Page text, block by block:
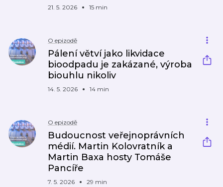
21. 5. 2026 15 min
O epizodě
Pálení větví jako likvidace
bioodpadu je zakázané, výroba
biouhlu nikoliv
14. 5. 2026 14 min
O epizodě
Budoucnost veřejnoprávních
médií. Martin Kolovratník a
Martin Baxa hosty Tomáše
Pancíře
7. 5. 2026 29 min